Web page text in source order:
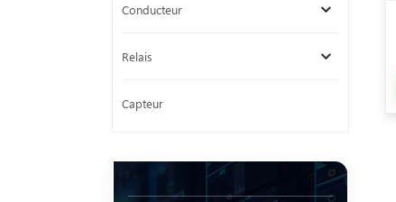
Conducteur
Relais
Capteur